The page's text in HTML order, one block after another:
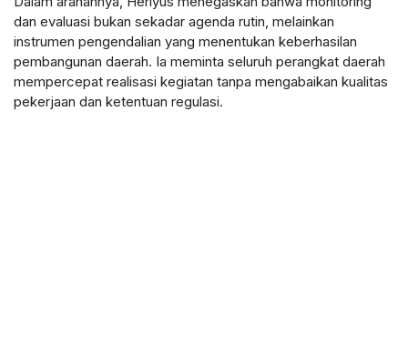
dan evaluasi bukan sekadar agenda rutin, melainkan
instrumen pengendalian yang menentukan keberhasilan
pembangunan daerah. Ia meminta seluruh perangkat daerah
mempercepat realisasi kegiatan tanpa mengabaikan kualitas
pekerjaan dan ketentuan regulasi.